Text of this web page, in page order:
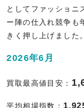
としてファッショニ
ー陣の仕入れ競争も
きく押し上げました。
2026年6月
買取最高値目安：
平均相場指数：